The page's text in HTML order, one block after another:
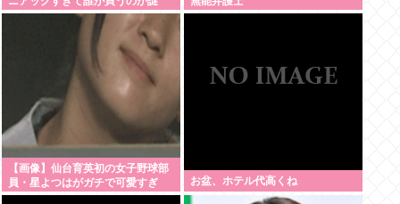
【画像】仙台育英初の女子野球部
員・星よつはがガチで可愛すぎ
る！
お盆、ホテル代高くね